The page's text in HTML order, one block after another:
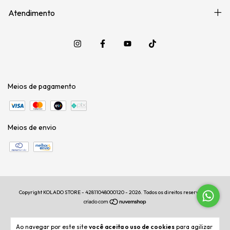
Ao navegar por este site você aceita o uso de cookies para agilizar
Atendimento
Meios de pagamento
Meios de envio
Copyright KOLADO STORE - 42811048000120 - 2026. Todos os direitos reservados.